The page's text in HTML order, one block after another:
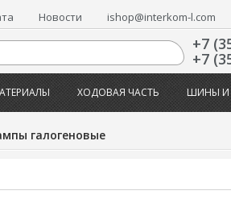
Новости ishop@interkom-l.com
+7
+7
ХОДОВАЯ ЧАСТЬ ШИНЫ И
галогеновые